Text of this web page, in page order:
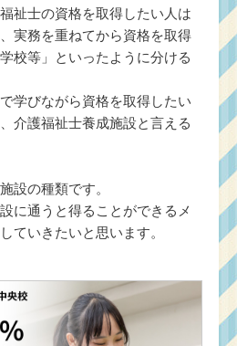
祉士の資格を取得したい人は
実務を重ねてから資格を取得
校等」といったように分ける
学びながら資格を取得したい
介護福祉士養成施設と言える
設の種類です。
に通うと得ることができるメ
ていきたいと思います。